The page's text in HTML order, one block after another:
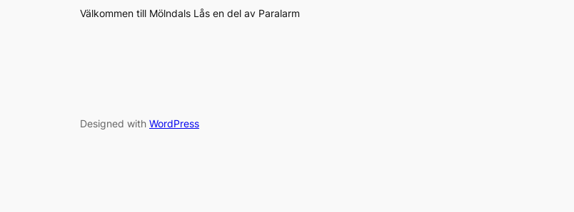
Välkommen till Mölndals Lås en del av Paralarm
Designed with WordPress